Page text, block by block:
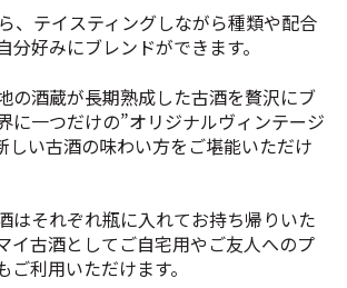
、テイスティングしながら種類や配合
分好みにブレンドができます。
の酒蔵が長期熟成した古酒を贅沢にブ
に一つだけの”オリジナルヴィンテージ
しい古酒の味わい方をご堪能いただけ
はそれぞれ瓶に入れてお持ち帰りいた
イ古酒としてご自宅用やご友人へのプ
ご利用いただけます。